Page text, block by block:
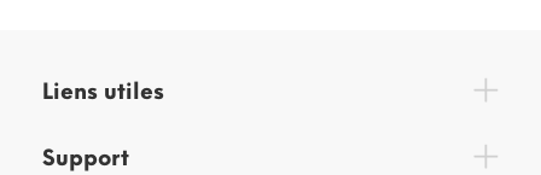
Liens utiles
Support